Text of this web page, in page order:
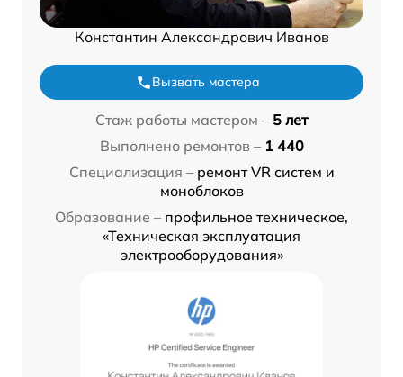
Константин Александрович Иванов
Вызвать мастера
Стаж работы мастером – 5 лет
Выполнено ремонтов – 1 440
Специализация – ремонт VR систем и
моноблоков
Образование – профильное техническое,
«Техническая эксплуатация
электрооборудования»